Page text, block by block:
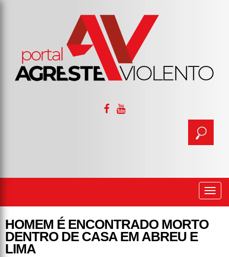
HOMEM É ENCONTRADO MORTO
DENTRO DE CASA EM ABREU E
LIMA